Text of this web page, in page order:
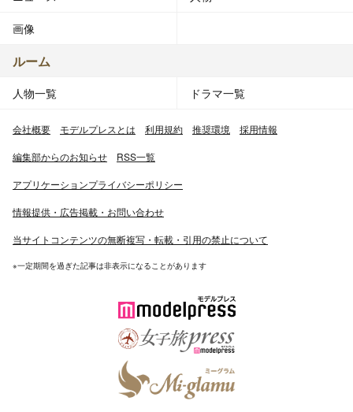
画像
ルーム
人物一覧 ドラマ一覧
会社概要 モデルプレスとは 利用規約 推奨環境 採用情報
編集部からのお知らせ RSS一覧
アプリケーションプライバシーポリシー
情報提供・広告掲載・お問い合わせ
当サイトコンテンツの無断複写・転載・引用の禁止について
※一定期間を過ぎた記事は非表示になることがあります